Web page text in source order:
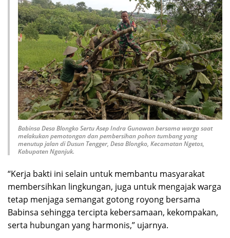
Babinsa Desa Blongko Sertu Asep Indra Gunawan bersama warga saat
melakukan pemotongan dan pembersihan pohon tumbang yang
menutup jalan di Dusun Tengger, Desa Blongko, Kecamatan Ngetos,
Kabupaten Nganjuk.
“Kerja bakti ini selain untuk membantu masyarakat
membersihkan lingkungan, juga untuk mengajak warga
tetap menjaga semangat gotong royong bersama
Babinsa sehingga tercipta kebersamaan, kekompakan,
serta hubungan yang harmonis,” ujarnya.